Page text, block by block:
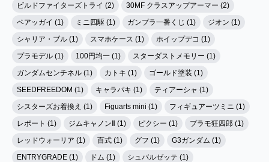
ビルドファイターズトライ (2)
30MF クラスアップアーマー (2)
ベアッガイ (1)
ミニ四駆 (1) ガンプラ一番くじ (1)
ジオン (1)
シャリア・ブル (1)
スマホケース (1)
ホイップデコ (1)
プラモデル (1)
100円均一 (1)
スターダストメモリー (1)
ガンダムセンチネル (1)
カトキ (1)
ゴールド塗装 (1)
SEEDFREEDOM (1)
キャラパキ (1)
ティアーシャ (1)
シスターズお着換え (1)
Figuarts mini (1)
フィギュアーツミニ (1)
レポート (1)
ジムキャノンⅡ (1) ピクシー (1)
プラモ狂四郎 (1)
レッドウォーリア (1)
百式 (1) グフ (1)
G3ガンダム (1)
ENTRYGRADE (1)
ドム (1)
シュバルゼッテ (1)